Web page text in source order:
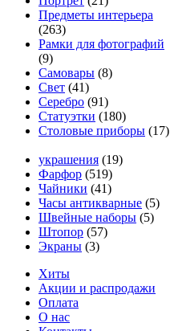
Предметы интерьера
(263)
Рамки для фотографий
(9)
Самовары (8)
Свет (41)
Серебро (91)
Статуэтки (180)
Столовые приборы (17)
украшения (19)
Фарфор (519)
Чайники (41)
Часы антикварные (5)
Швейные наборы (5)
Штопор (57)
Экраны (3)
Хиты
Акции и распродажи
Оплата
О нас